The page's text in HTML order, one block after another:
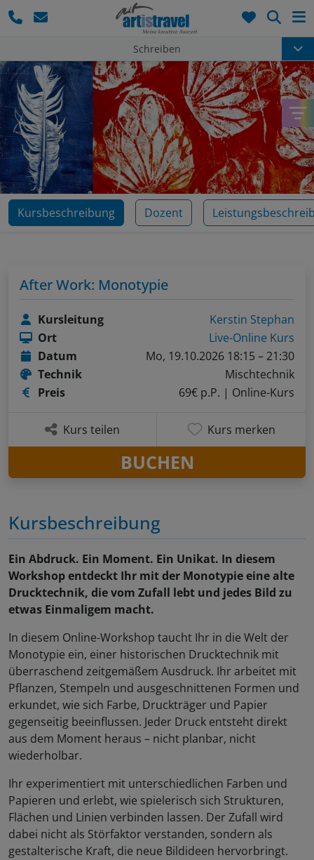
Schreiben
Kursbeschreibung Dozent
Kursbeschreibung
Ein Abdruck. Ein Moment. Ein Unikat. In diesem
Workshop entdeckt Ihr mit der Monotypie eine alte
Drucktechnik, die vom Zufall lebt und jedes Bild zu
etwas Einmaligem macht.
In diesem Online-Workshop taucht Ihr in die Welt der
Monotypie ein, einer historischen Drucktechnik mit
überraschend zeitgemäßem Ausdruck. Ihr arbeitet mit
Pflanzen, Stempeln und ausgeschnittenen Formen und
erkundet, wie sich Farbe, Druckträger und Papier
gegenseitig beeinflussen. Jeder Druck entsteht direkt
aus dem Moment heraus – nicht planbar, nicht
wiederholbar.
Ihr experimentiert mit unterschiedlichen Farben und
Papieren und erlebt, wie spielerisch sich Strukturen,
Flächen und Linien verbinden lassen. Der Zufall wird
dabei nicht als Störfaktor verstanden, sondern als
gestalterische Kraft, die neue Bildideen hervorbringt.
After Work: Monotypie
Kursleitung
Kerstin Stephan
Ort
Live-Online Kurs
Datum
Mo, 19.10.2026 18:15 – 21:30
Technik
Mischtechnik
Preis
69€ p.P. | Online-Kurs
Kurs teilen Kurs merken
BUCHEN